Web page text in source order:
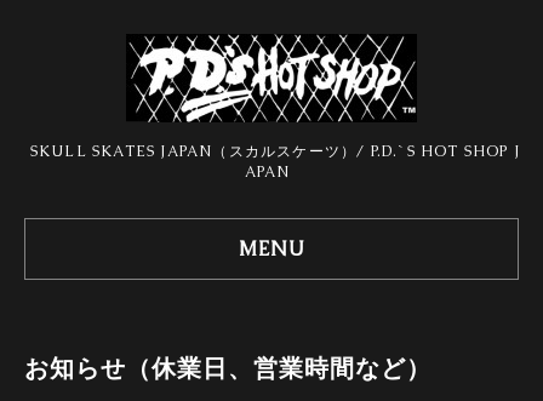
SKULL SKATES JAPAN（スカルスケーツ）/ P.D.`S HOT SHOP J
APAN
MENU
お知らせ（休業日、営業時間など）